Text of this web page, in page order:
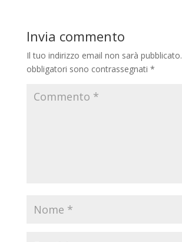
Invia commento
Il tuo indirizzo email non sarà pubblicato.
obbligatori sono contrassegnati *